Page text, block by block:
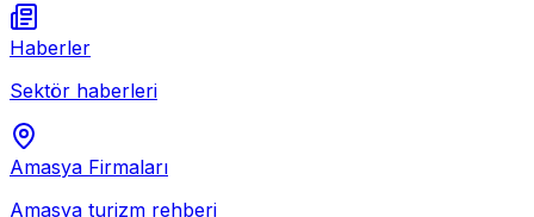
Haberler
Sektör haberleri
Amasya Firmaları
Amasya turizm rehberi